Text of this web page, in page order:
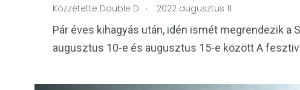
Közzétette Double D . 2022 augusztus 11
Pár éves kihagyás után, idén ismét megrendezik a
augusztus 10-e és augusztus 15-e között A